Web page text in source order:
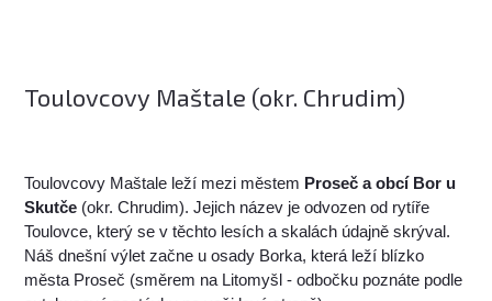
Toulovcovy Maštale (okr. Chrudim)
Toulovcovy Maštale leží mezi městem Proseč a obcí Bor u
Skutče (okr. Chrudim). Jejich název je odvozen od rytíře
Toulovce, který se v těchto lesích a skalách údajně skrýval.
Náš dnešní výlet začne u osady Borka, která leží blízko
města Proseč (směrem na Litomyšl - odbočku poznáte podle